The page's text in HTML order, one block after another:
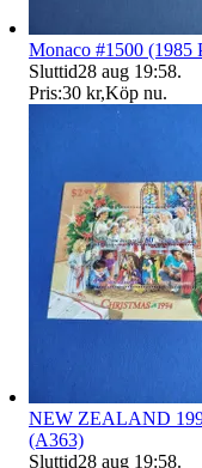
Monaco #1500 (1985
Sluttid28 aug 19:58.
Pris:30 kr,Köp nu.
NEW ZEALAND
(A363)
Sluttid28 aug 19:58.